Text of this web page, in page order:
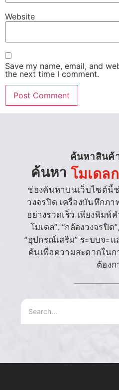
Website
Save my name, email, and
the next time I comment.
ค้นหาสินค้
ค้นหา โมเดล
ช่องค้นหาบนเว็บไซต์นี้
วงจรปิด เครื่องบันทึกภ
อย่างรวดเร็ว เพียงพิมพ์
โมเดล”, “กล้องวงจรปิด
“อุปกรณ์เสริม” ระบบจะ
ค้นเพื่อความสะดวกใน
ต้องก